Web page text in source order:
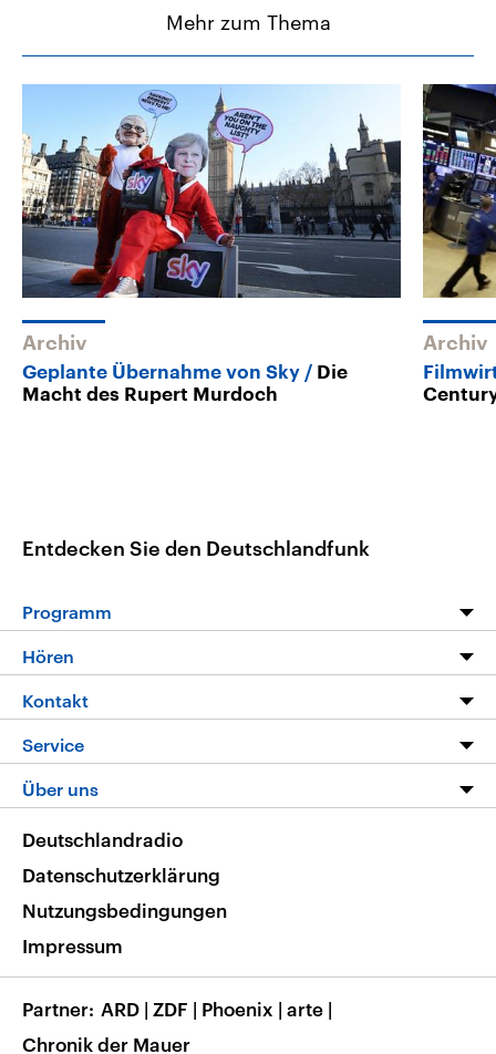
Mehr zum Thema
Archiv
Geplante Übernahme von Sky
Die
Macht des Rupert Murdoch
Archiv
Entdecken Sie den Deutschlandfunk
Programm
Programm
Die Nachrichten
Nachrichtenleicht
Neue Beiträge auf dlf.de
Hören
Livestream
Podcasts
Deutschlandfunk App
Nachrichten App
Frequenzen
Kontakt
Hörerservice
Service
FAQ
Veranstaltungen
Musikliste
RSS
Über uns
Barrierefreiheit
Deutschlandradio
Datenschutzerklärung
Nutzungsbedingungen
Impressum
Partner ARD | ZDF | Phoenix | arte |
Chronik der Mauer